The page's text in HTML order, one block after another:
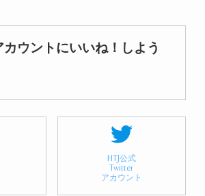
カウントにいいね！しよう
HTJ公式
Twitter
アカウント